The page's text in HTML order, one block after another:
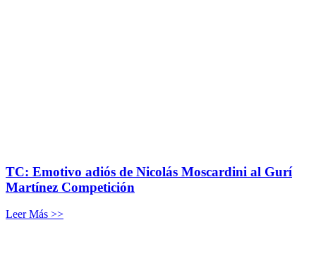
TC: Emotivo adiós de Nicolás Moscardini al Gurí
Martínez Competición
Leer Más >>